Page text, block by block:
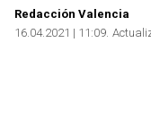
Redacción Valencia
16.04.2021 | 11:09